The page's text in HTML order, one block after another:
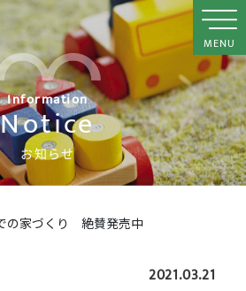
MENU
Information
Notice
お知らせ
の家づくり 絶賛発売中
2021.03.21